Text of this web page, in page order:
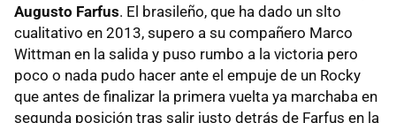
Augusto Farfus. El brasileño, que ha dado un slto
cualitativo en 2013, supero a su compañero Marco
Wittman en la salida y puso rumbo a la victoria pero
poco o nada pudo hacer ante el empuje de un Rocky
que antes de finalizar la primera vuelta ya marchaba en
segunda posición tras salir justo detrás de Farfus en la